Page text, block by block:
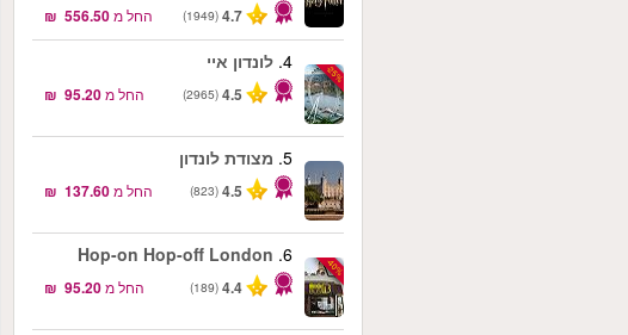
4.7
(1949) החל מ‏556.50 ‏ ₪
-25%
4. לונדון איי
4.5
(2965) החל מ‏95.20 ‏ ₪
5. מצודת לונדון
4.5
(823) החל מ‏137.60 ‏ ₪
-40%
6.
Hop-on Hop-off London
4.4
(189) החל מ‏95.20 ‏ ₪